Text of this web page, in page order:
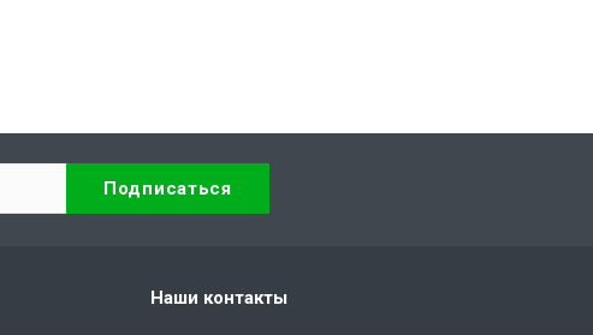
Наши контакты